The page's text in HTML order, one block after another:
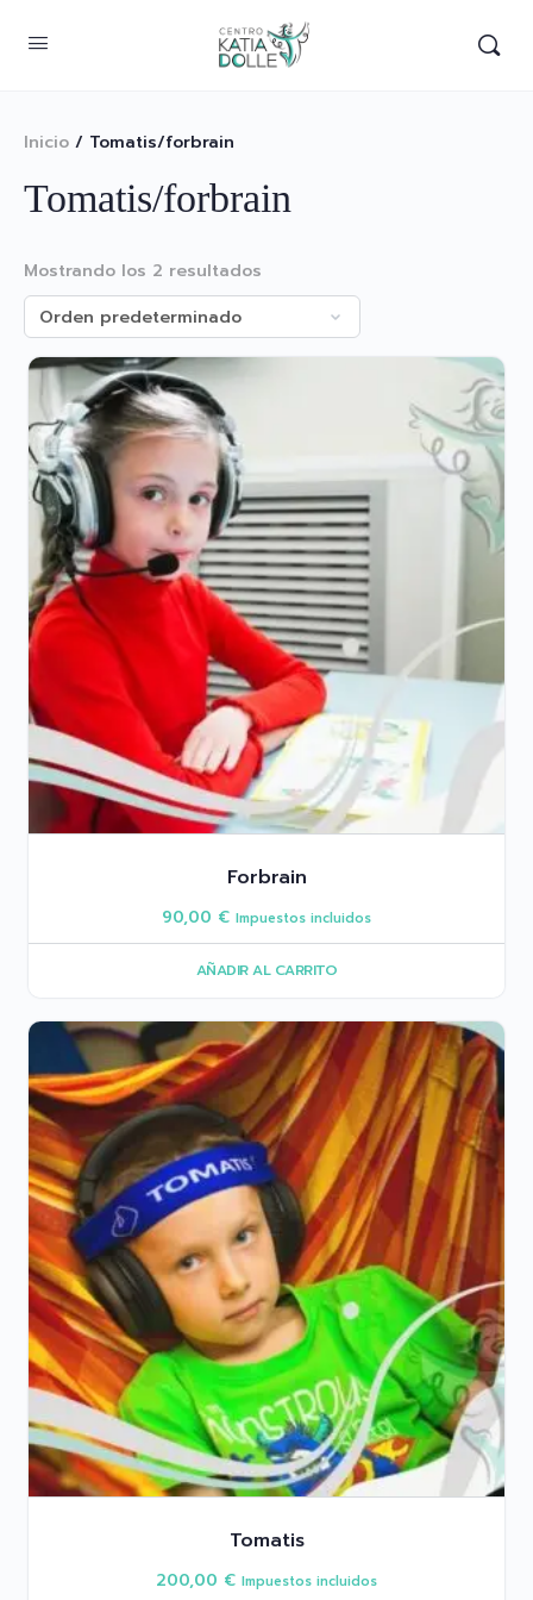
Inicio / Tomatis/forbrain
Tomatis/forbrain
Mostrando los 2 resultados
Forbrain
90,00 € Impuestos incluidos
AÑADIR AL CARRITO
Tomatis
200,00 € Impuestos incluidos